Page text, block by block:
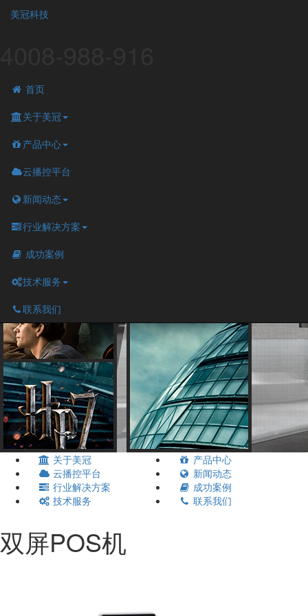
美冠科技
首页
关于美冠
产品中心
云播控平台
新闻动态
行业解决方案
成功案例
技术服务
联系我们
关于美冠
产品中心
云播控平台
新闻动态
行业解决方案
成功案例
技术服务
联系我们
双屏POS机